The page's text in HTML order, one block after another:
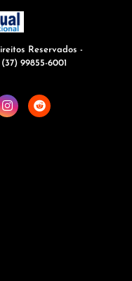
Reservados -
99855-6001